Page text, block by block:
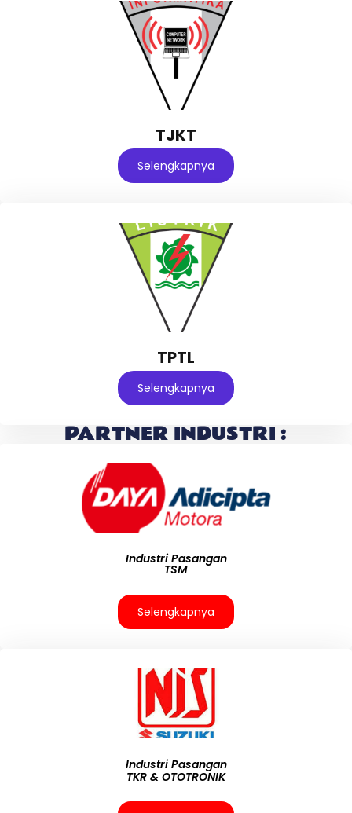
TJKT
Selengkapnya
TPTL
Selengkapnya
PARTNER INDUSTRI :
Industri Pasangan
TSM
Selengkapnya
Industri Pasangan
TKR & OTOTRONIK